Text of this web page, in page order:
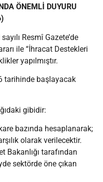
ÖNEMLİ DUYURU
Resmî Gazete’de
ile “İhracat Destekleri
yapılmıştır.
tarihinde başlayacak
gibidir:
bazında hesaplanarak;
olarak verilecektir.
Bakanlığı tarafından
sektörde öne çıkan